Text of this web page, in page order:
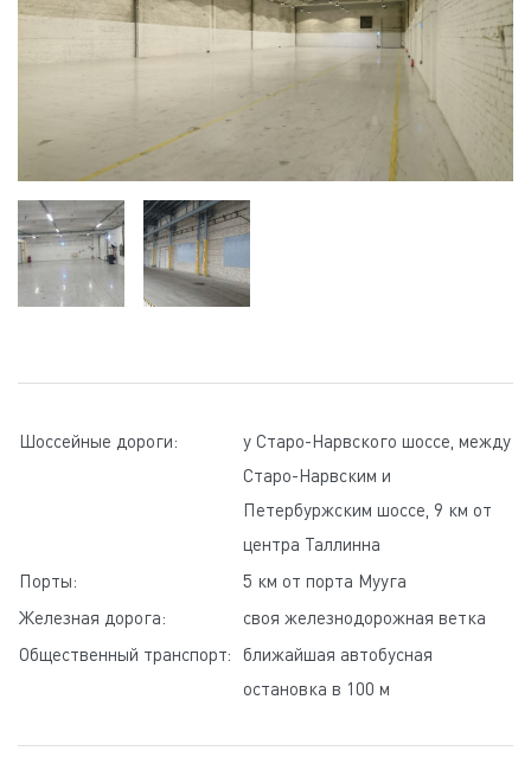
Шоссейные дороги:
у Старо-Нарвского шоссе, между
Старо-Нарвским и
Петербуржским шоссе, 9 км от
центра Таллинна
Порты:
5 км от порта Мууга
Железная дорога:
своя железнодорожная ветка
Общественный транспорт:
ближайшая автобусная
остановка в 100 м